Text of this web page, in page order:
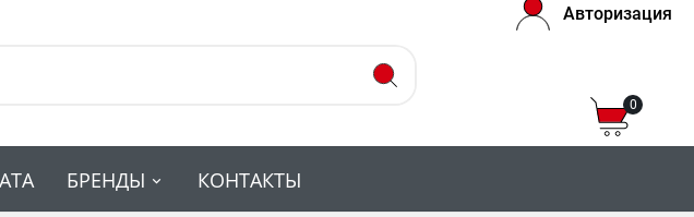
Авторизация
0
БРЕНДЫ КОНТАКТЫ